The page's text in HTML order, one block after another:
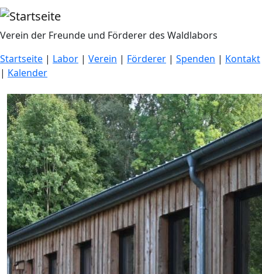
Direkt zum Inhalt
Verein der Freunde und Förderer des Waldlabors
Startseite | Labor | Verein | Förderer | Spenden | Kontakt
| Kalender